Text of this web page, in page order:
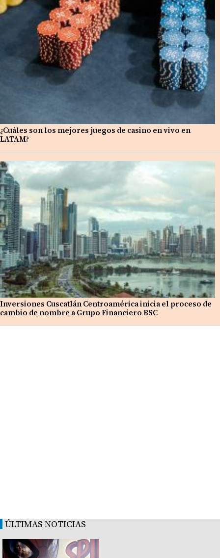
¿Cuáles son los mejores juegos de casino en vivo en
LATAM?
Inversiones Cuscatlán Centroamérica inicia el proceso de
cambio de nombre a Grupo Financiero BSC
ÚLTIMAS NOTICIAS